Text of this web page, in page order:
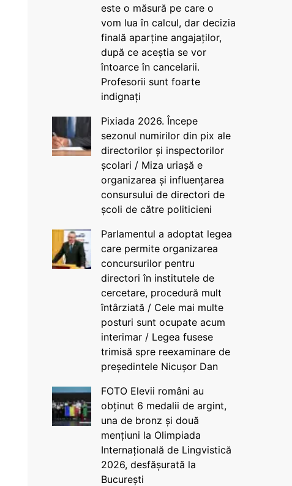
este o măsură pe care o
vom lua în calcul, dar decizia
finală aparține angajaților,
după ce aceștia se vor
întoarce în cancelarii.
Profesorii sunt foarte
indignați
Pixiada 2026. Începe
sezonul numirilor din pix ale
directorilor și inspectorilor
școlari / Miza uriașă e
organizarea și influențarea
consursului de directori de
școli de către politicieni
Parlamentul a adoptat legea
care permite organizarea
concursurilor pentru
directori în institutele de
cercetare, procedură mult
întârziată / Cele mai multe
posturi sunt ocupate acum
interimar / Legea fusese
trimisă spre reexaminare de
președintele Nicușor Dan
FOTO Elevii români au
obținut 6 medalii de argint,
una de bronz și două
mențiuni la Olimpiada
Internațională de Lingvistică
2026, desfășurată la
București